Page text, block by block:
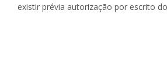
existir prévia autorização por escrito